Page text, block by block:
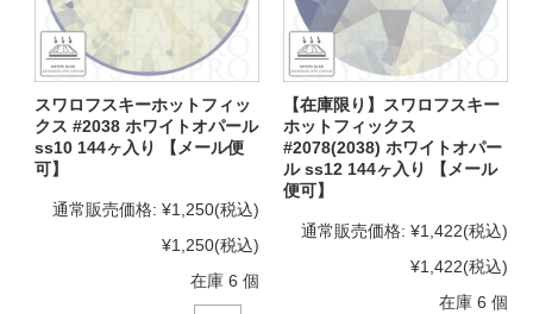
スワロフスキーホットフィッ
クス #2038 ホワイトオパール
ss10 144ヶ入り 【メール便
可】
通常販売価格: ¥1,250(税込)
¥1,250(税込)
在庫 6 個
【在庫限り】スワロフスキー
ホットフィックス
#2078(2038) ホワイトオパー
ル ss12 144ヶ入り 【メール
便可】
通常販売価格: ¥1,422(税込)
¥1,422(税込)
在庫 6 個